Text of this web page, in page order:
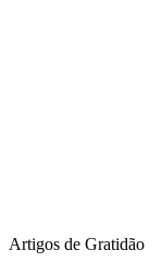
Artigos de Gratidão